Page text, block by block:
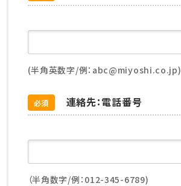
(半角英数字/例：abc@miyoshi.co.jp)
連絡先：電話番号
必須
（半角数字/例：012-345-6789)